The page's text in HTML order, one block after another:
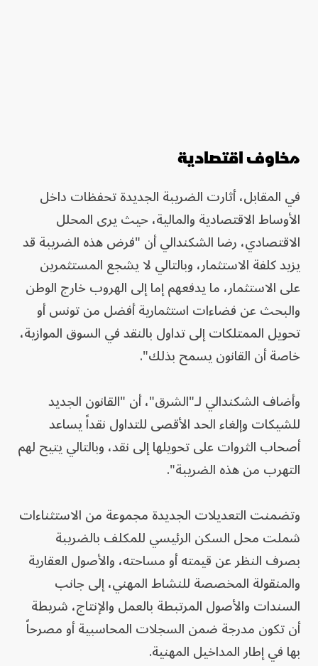
مخاوف اقتصادية
في المقابل، أثارت الضريبة الجديدة تحفظات داخل
الأوساط الاقتصادية والمالية، حيث يرى المحلل
الاقتصادي، رضا الشكندالي أن "فرض هذه الضريبة قد
يزيد كلفة الاستثمار، وبالتالي لا يشجع المستثمرين
على الاستثمار، ما يدفعهم إما إلى الهروب خارج الوطن
والبحث عن فضاءات استثمارية أفضل من تونس أو
تحويل الممتلكات إلى تداول بالنقد في السوق الموازية،
خاصة أن القانون يسمح بذلك".
وأضاف الشكندالي لـ"الشرق"، أن "القانون الجديد
للشيكات وإلغاء الحد الأقصى للتداول نقداً يساعد
أصحاب الثروات على تحويلها إلى نقد، وبالتالي يتيح لهم
التهرب من هذه الضريبة".
وتضمنت التعديلات الجديدة مجموعة من الاستثناءات
شملت محل السكن الرئيسي للمكلف بالضريبة
بصرف النظر عن قيمته أو مساحته، والأصول العقارية
والمنقولة المخصصة للنشاط المهني، إلى جانب
السندات والأصول المرتبطة بالعمل والإنتاج، شريطة
أن تكون مدرجة ضمن السجلات المحاسبية أو مصرحاً
بها في إطار المداخيل المهنية.